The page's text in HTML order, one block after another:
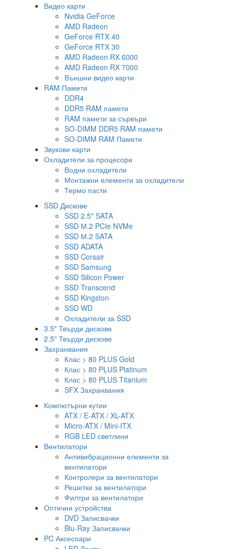
Видео карти
Nvidia GeForce
AMD Radeon
GeForce RTX 40
GeForce RTX 30
AMD Radeon RX 6000
AMD Radeon RX 7000
Външни видео карти
RAM Памети
DDR4
DDR5 RAM памети
RAM памети за сървъри
SO-DIMM DDR5 RAM памети
SO-DIMM RAM Памети
Звукови карти
Охладители за процесори
Водни охладители
Монтажни елементи за охладители
Термо пасти
SSD Дискове
SSD 2.5" SATA
SSD М.2 PCIe NVMe
SSD М.2 SATA
SSD ADATA
SSD Corsair
SSD Samsung
SSD Silicon Power
SSD Transcend
SSD Kingston
SSD WD
Охладители за SSD
3.5" Твърди дискове
2.5" Твърди дискове
Захранвания
Клас > 80 PLUS Gold
Клас > 80 PLUS Platinum
Клас > 80 PLUS Titanium
SFX Захранвания
Компютърни кутии
ATX / E-ATX / XL-ATX
Micro-ATX / Mini-ITX
RGB LED светлини
Вентилатори
Антивибрационни елементи за
вентилатори
Контролери за вентилатори
Решетки за вентилатори
Филтри за вентилатори
Оптични устройства
DVD Записвачки
Blu-Ray Записвачки
PC Аксесоари